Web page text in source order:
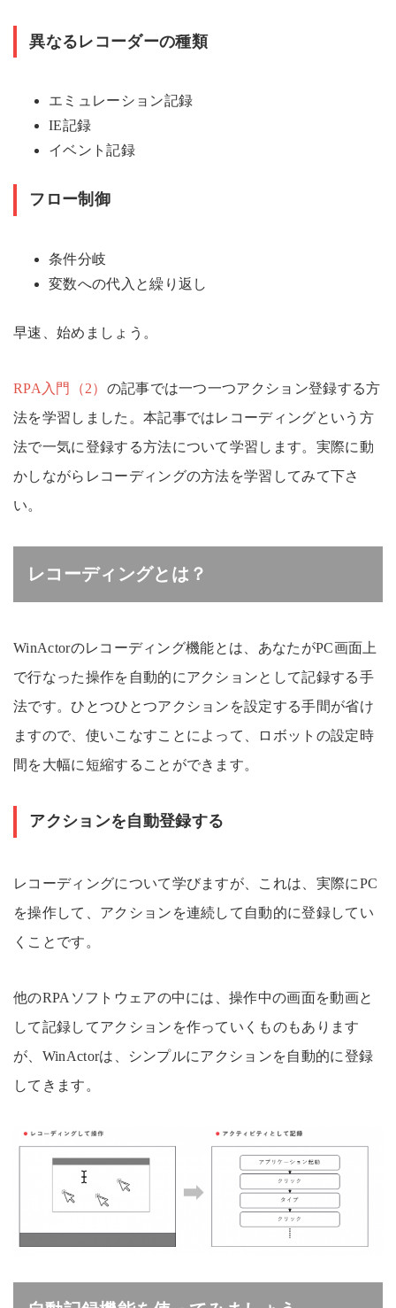
異なるレコーダーの種類
エミュレーション記録
IE記録
イベント記録
フロー制御
条件分岐
変数への代入と繰り返し
早速、始めましょう。
RPA入門（2） の記事では一つ一つアクション登録する方
法を学習しました。本記事ではレコーディングという方
法で一気に登録する方法について学習します。実際に動
かしながらレコーディングの方法を学習してみて下さ
い。
レコーディングとは？
WinActorのレコーディング機能とは、あなたがPC画面上
で行なった操作を自動的にアクションとして記録する手
法です。ひとつひとつアクションを設定する手間が省け
ますので、使いこなすことによって、ロボットの設定時
間を大幅に短縮することができます。
アクションを自動登録する
レコーディングについて学びますが、これは、実際にPC
を操作して、アクションを連続して自動的に登録してい
くことです。
他のRPAソフトウェアの中には、操作中の画面を動画と
して記録してアクションを作っていくものもあります
が、WinActorは、シンプルにアクションを自動的に登録
してきます。